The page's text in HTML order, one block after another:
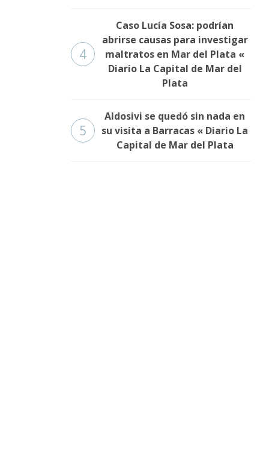
4
Caso Lucía Sosa: podrían
abrirse causas para investigar
maltratos en Mar del Plata «
Diario La Capital de Mar del
Plata
5
Aldosivi se quedó sin nada en
su visita a Barracas « Diario La
Capital de Mar del Plata